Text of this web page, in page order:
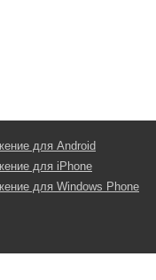
для Android
для iPhone
для Windows Phone